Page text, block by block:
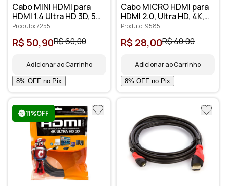
Cabo MINI HDMI para
HDMI 1.4 Ultra HD 3D, 5
metros - Cirilo Cabos
Produto: 7255
R$ 50,90R$ 60,00
Adicionar ao Carrinho
Cabo MICRO HDMI para
HDMI 2.0, Ultra HD, 4K,
3D, 1 metro
Produto: 9585
R$ 28,00R$ 40,00
Adicionar ao Carrinho
11%OFF